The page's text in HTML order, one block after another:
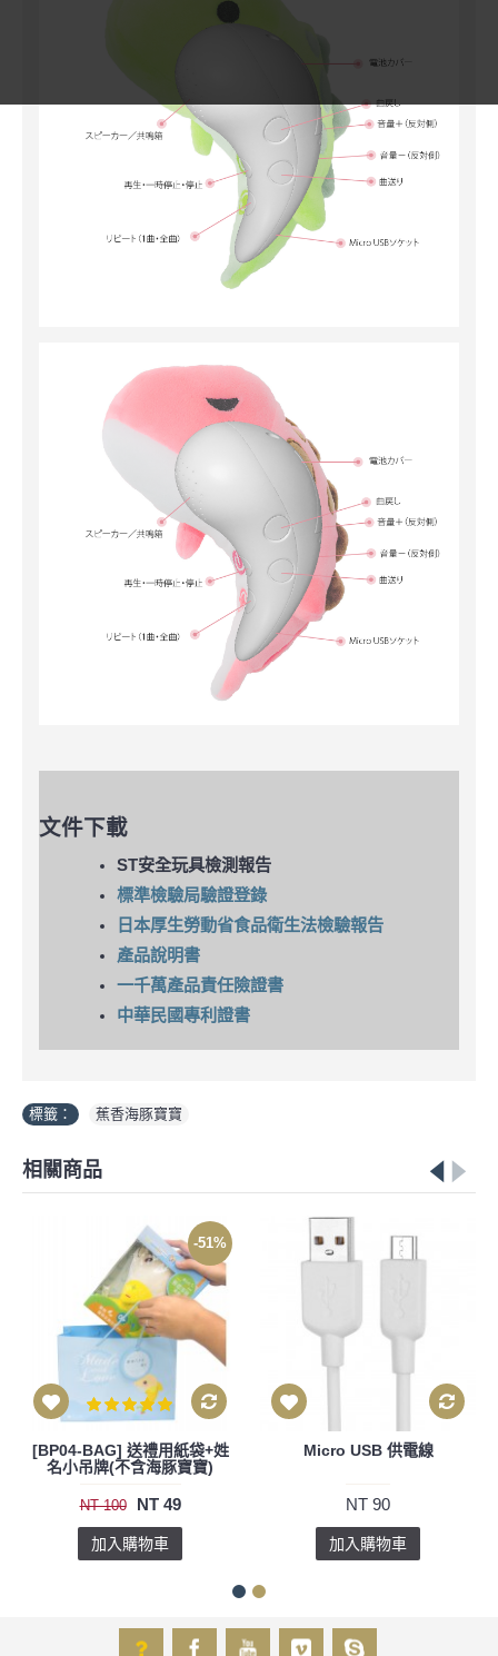
文件下載
ST安全玩具檢測報告
標準檢驗局驗證登錄
日本厚生勞動省食品衛生法檢驗報告
產品說明書
一千萬產品責任險證書
中華民國專利證書
標籤： 蕉香海豚寶寶
相關商品
-8%
[CD1]媽媽陪我一起聽－巴哈
初步鋼琴曲集
NT 240 NT 220
加入購物車
[BP04-BAG] 送禮用紙袋+姓
NT 100 NT 49
加入購物車